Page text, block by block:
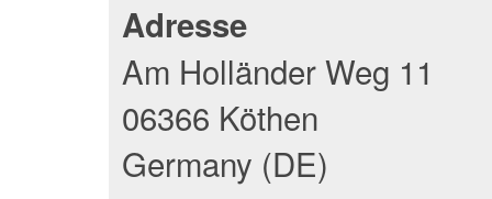
Adresse
Am Holländer Weg 11
06366 Köthen
Germany (DE)